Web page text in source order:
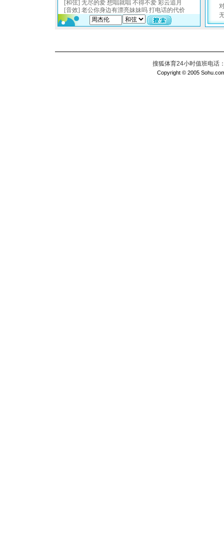
搜狐体育24小时值班电话
Copyright © 2005